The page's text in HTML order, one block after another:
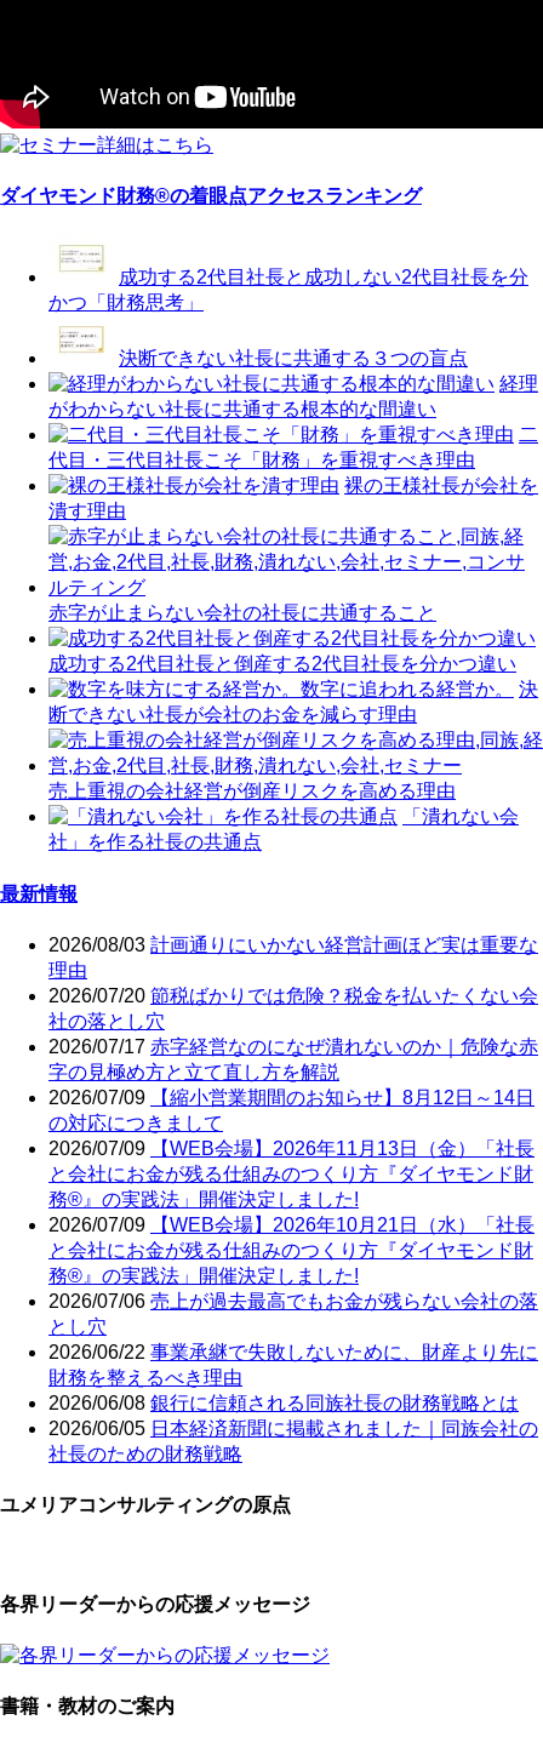
ダイヤモンド財務®の着眼点アクセスランキング
成功する2代目社長と成功しない2代目社長を分
かつ「財務思考」
決断できない社長に共通する３つの盲点
経理
がわからない社長に共通する根本的な間違い
二
代目・三代目社長こそ「財務」を重視すべき理由
裸の王様社長が会社を
潰す理由
赤字が止まらない会社の社長に共通すること
成功する2代目社長と倒産する2代目社長を分かつ違い
決
断できない社長が会社のお金を減らす理由
売上重視の会社経営が倒産リスクを高める理由
「潰れない会
社」を作る社長の共通点
最新情報
2026/08/03 計画通りにいかない経営計画ほど実は重要な
理由
2026/07/20 節税ばかりでは危険？税金を払いたくない会
社の落とし穴
2026/07/17 赤字経営なのになぜ潰れないのか｜危険な赤
字の見極め方と立て直し方を解説
2026/07/09
【縮小営業期間のお知らせ】8月12日～14日
の対応につきまして
2026/07/09
【WEB会場】2026年11月13日（金）「社長
と会社にお金が残る仕組みのつくり方『ダイヤモンド財
務®』の実践法」開催決定しました!
2026/07/09
【WEB会場】2026年10月21日（水）「社長
と会社にお金が残る仕組みのつくり方『ダイヤモンド財
務®』の実践法」開催決定しました!
2026/07/06 売上が過去最高でもお金が残らない会社の落
とし穴
2026/06/22 事業承継で失敗しないために、財産より先に
財務を整えるべき理由
2026/06/08 銀行に信頼される同族社長の財務戦略とは
2026/06/05 日本経済新聞に掲載されました｜同族会社の
社長のための財務戦略
ユメリアコンサルティングの原点
各界リーダーからの応援メッセージ
書籍・教材のご案内